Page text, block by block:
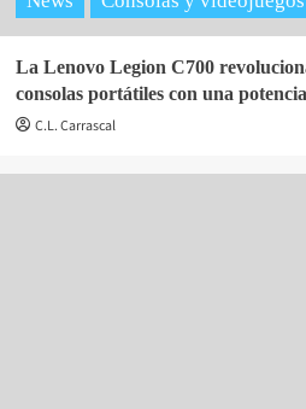
La Lenovo Legion C700
consolas portátiles con una
C.L. Carrascal